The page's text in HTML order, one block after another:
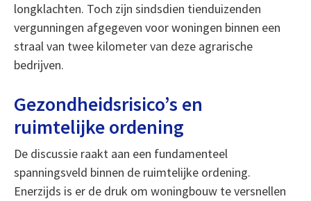
longklachten. Toch zijn sindsdien tienduizenden
vergunningen afgegeven voor woningen binnen een
straal van twee kilometer van deze agrarische
bedrijven.
Gezondheidsrisico’s en
ruimtelijke ordening
De discussie raakt aan een fundamenteel
spanningsveld binnen de ruimtelijke ordening.
Enerzijds is er de druk om woningbouw te versnellen